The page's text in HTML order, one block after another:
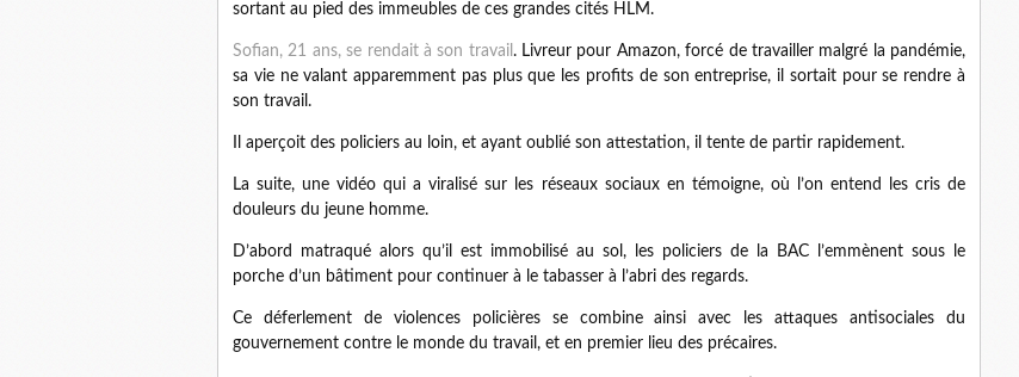
sortant au pied des immeubles de ces grandes cités HLM.
Sofian, 21 ans, se rendait à son travail . Livreur pour Amazon, forcé de travailler malgré la pandémie,
sa vie ne valant apparemment pas plus que les profits de son entreprise, il sortait pour se rendre à
son travail.
Il aperçoit des policiers au loin, et ayant oublié son attestation, il tente de partir rapidement.
La suite, une vidéo qui a viralisé sur les réseaux sociaux en témoigne, où l’on entend les cris de
douleurs du jeune homme.
D’abord matraqué alors qu’il est immobilisé au sol, les policiers de la BAC l’emmènent sous le
porche d’un bâtiment pour continuer à le tabasser à l’abri des regards.
Ce déferlement de violences policières se combine ainsi avec les attaques antisociales du
gouvernement contre le monde du travail, et en premier lieu des précaires.